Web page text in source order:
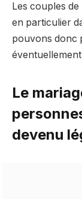
Les couples
en particulier
pouvons donc
Le
devenu